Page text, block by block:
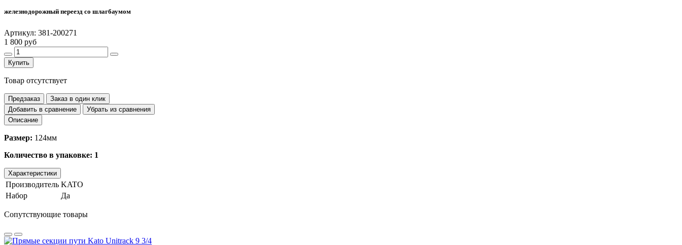
железнодорожный переезд со шлагбаумом
Артикул: 381-200271
1 800 руб
Купить
Товар отсутствует
Предзаказ
Заказ в один клик
Добавить в сравнение
Убрать из сравнения
Описание
Размер: 124мм
Количество в упаковке: 1
Характеристики
Производитель KATO
Набор
Да
Сопутствующие товары